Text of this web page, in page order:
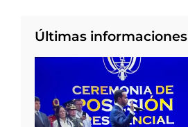
Últimas informaciones